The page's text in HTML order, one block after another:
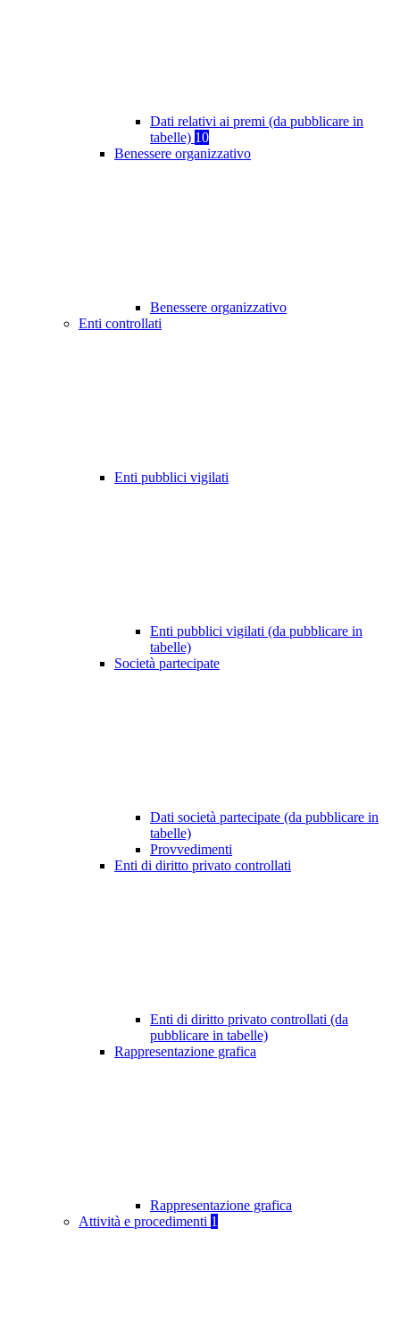
Dati relativi ai premi (da pubblicare in
tabelle) 10
Benessere organizzativo
Benessere organizzativo
Enti controllati
Enti pubblici vigilati
Enti pubblici vigilati (da pubblicare in
tabelle)
Società partecipate
Dati società partecipate (da pubblicare in
tabelle)
Provvedimenti
Enti di diritto privato controllati
Enti di diritto privato controllati (da
pubblicare in tabelle)
Rappresentazione grafica
Rappresentazione grafica
Attività e procedimenti 1